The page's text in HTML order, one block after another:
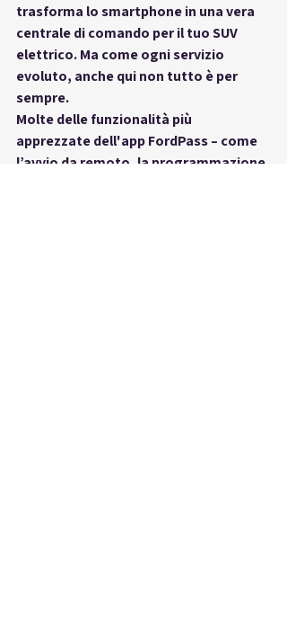
trasforma lo smartphone in una vera
centrale di comando per il tuo SUV
elettrico. Ma come ogni servizio
evoluto, anche qui non tutto è per
sempre.
Molte delle funzionalità più
apprezzate dell'app FordPass – come
l’avvio da remoto, la programmazione